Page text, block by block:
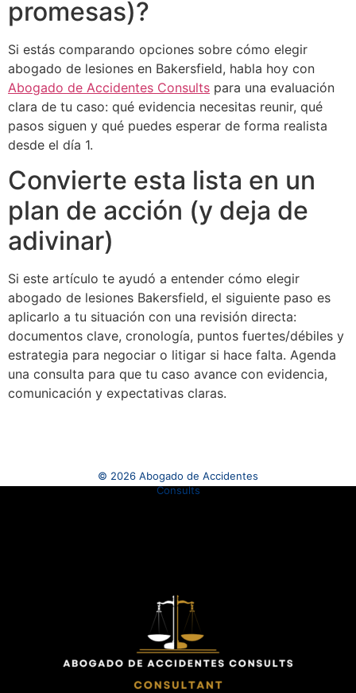
promesas)?
Si estás comparando opciones sobre cómo elegir
abogado de lesiones en Bakersfield, habla hoy con
Abogado de Accidentes Consults para una evaluación
clara de tu caso: qué evidencia necesitas reunir, qué
pasos siguen y qué puedes esperar de forma realista
desde el día 1.
Convierte esta lista en un
plan de acción (y deja de
adivinar)
Si este artículo te ayudó a entender cómo elegir
abogado de lesiones Bakersfield, el siguiente paso es
aplicarlo a tu situación con una revisión directa:
documentos clave, cronología, puntos fuertes/débiles y
estrategia para negociar o litigar si hace falta. Agenda
una consulta para que tu caso avance con evidencia,
comunicación y expectativas claras.
© 2026 Abogado de Accidentes
Consults